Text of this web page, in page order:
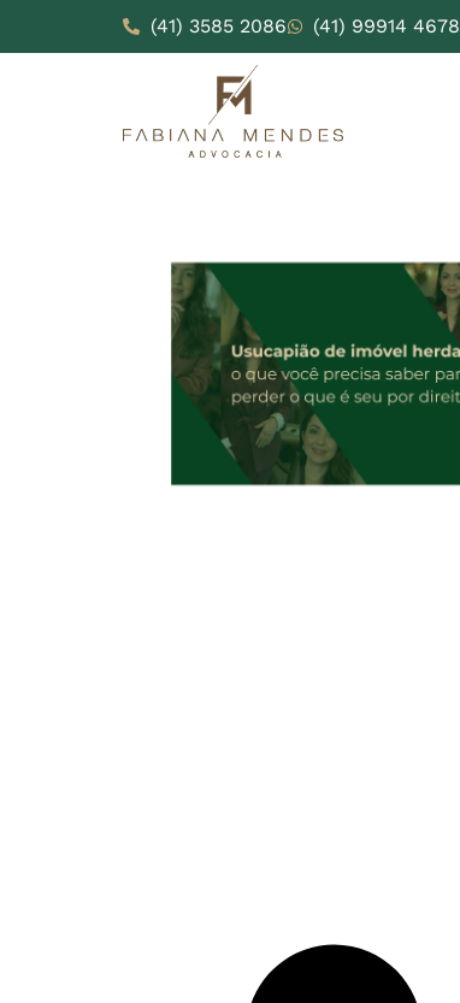
(41) 3585 2086 (41) 99914 4678